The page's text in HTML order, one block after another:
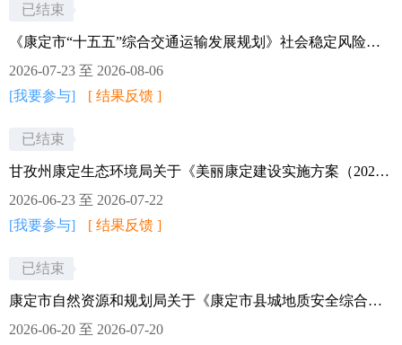
理法》、《中华人民共和
国城乡规划法》及省、州
相关政策法规要求，结合
我市实际，由市农牧农村
市规范农村宅基地审批和
住房建设管理实施细则
（试行）》（征求意见
稿）。现公开征求社会公
众意见，期限为30天
已结束
《康定市“十五五”综合交通运输发展规划》社会稳定风险评估调查信息公示
2026-07-23 至 2026-08-06
[我要参与]
[ 结果反馈 ]
已结束
甘孜州康定生态环境局关于《美丽康定建设实施方案（2026-2030）年》公开征集社会公众意见建议的公告
2026-06-23 至 2026-07-22
[我要参与]
[ 结果反馈 ]
已结束
康定市自然资源和规划局关于《康定市县城地质安全综合整治实施方案》《康定市县城局部功能疏解实施方案》公开征集社会公众意见建议的公告
2026-06-20 至 2026-07-20